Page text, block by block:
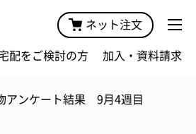
ネット注文
配をご検討の方 加入・資料請求
アンケート結果 9月4週目